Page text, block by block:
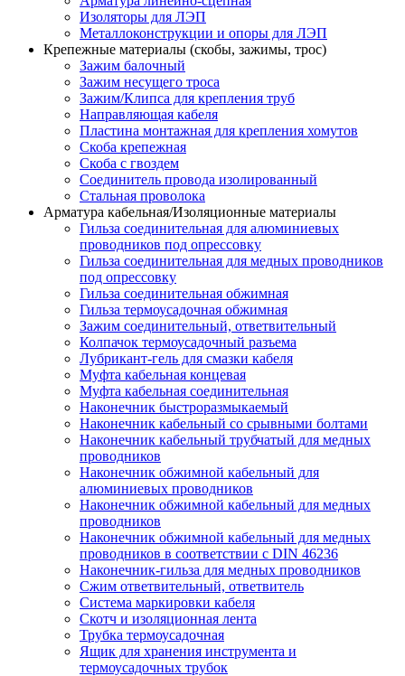
Изоляторы для ЛЭП
Металлоконструкции и опоры для ЛЭП
Крепежные материалы (скобы, зажимы, трос)
Зажим балочный
Зажим несущего троса
Зажим/Клипса для крепления труб
Направляющая кабеля
Пластина монтажная для крепления хомутов
Скоба крепежная
Скоба с гвоздем
Соединитель провода изолированный
Стальная проволока
Арматура кабельная/Изоляционные материалы
Гильза соединительная для алюминиевых
проводников под опрессовку
Гильза соединительная для медных проводников
под опрессовку
Гильза соединительная обжимная
Гильза термоусадочная обжимная
Зажим соединительный, ответвительный
Колпачок термоусадочный разъема
Лубрикант-гель для смазки кабеля
Муфта кабельная концевая
Муфта кабельная соединительная
Наконечник быстроразмыкаемый
Наконечник кабельный со срывными болтами
Наконечник кабельный трубчатый для медных
проводников
Наконечник обжимной кабельный для
алюминиевых проводников
Наконечник обжимной кабельный для медных
проводников
Наконечник обжимной кабельный для медных
проводников в соответствии с DIN 46236
Наконечник-гильза для медных проводников
Сжим ответвительный, ответвитель
Система маркировки кабеля
Скотч и изоляционная лента
Трубка термоусадочная
Ящик для хранения инструмента и
термоусадочных трубок